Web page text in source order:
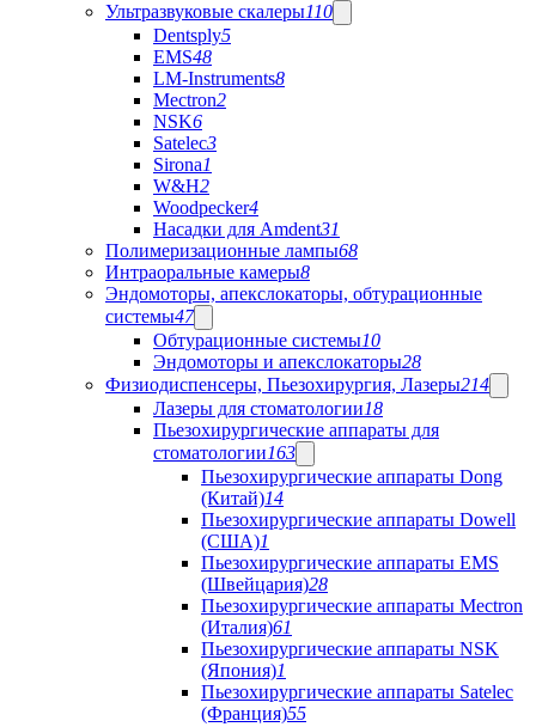
Ультразвуковые скалеры110
Dentsply5
EMS48
LM-Instruments8
Mectron2
NSK6
Satelec3
Sirona1
W&H2
Woodpecker4
Насадки для Amdent31
Полимеризационные лампы68
Интраоральные камеры8
Эндомоторы, апекслокаторы, обтурационные
системы47
Обтурационные системы10
Эндомоторы и апекслокаторы28
Физиодиспенсеры, Пьезохирургия, Лазеры214
Лазеры для стоматологии18
Пьезохирургические аппараты для
стоматологии163
Пьезохирургические аппараты Dong
(Китай)14
Пьезохирургические аппараты Dowell
(США)1
Пьезохирургические аппараты EMS
(Швейцария)28
Пьезохирургические аппараты Mectron
(Италия)61
Пьезохирургические аппараты NSK
(Япония)1
Пьезохирургические аппараты Satelec
(Франция)55